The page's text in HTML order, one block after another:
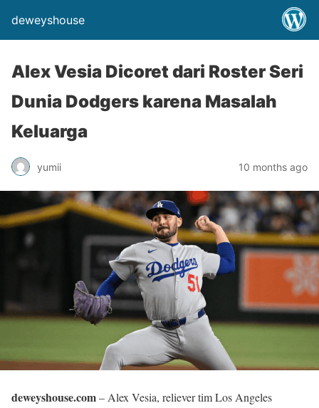
deweyshouse
Alex Vesia Dicoret dari Roster Seri
Dunia Dodgers karena Masalah
Keluarga
yumii 10 months ago
deweyshouse.com– Alex Vesia, reliever tim Los Angeles